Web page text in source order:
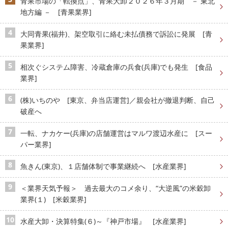
地方編 － [青果業界]
大同青果(福井)、架空取引に絡む未払債務で訴訟に発展 [青
果業界]
相次ぐシステム障害、冷蔵倉庫の兵食(兵庫)でも発生 [食品
業界]
(株)いちのや [東京、弁当店運営]／親会社が撤退判断、自己
破産へ
一転、ナカケー(兵庫)の店舗運営はマルワ渡辺水産に [スー
パー業界]
魚きん(東京)、１店舗体制で事業継続へ [水産業界]
＜業界天気予報＞ 過去最大のコメ余り、“大逆風”の米穀卸
業界(１) [米穀業界]
水産大卸・決算特集(６)～『神戸市場』 [水産業界]